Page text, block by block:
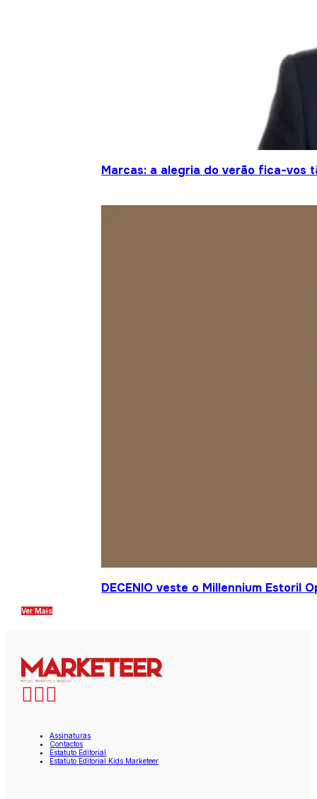
Marcas: a alegria do verão fica-vos
DECENIO veste o Millennium Estoril
Ver Mais
Assinaturas
Contactos
Estatuto Editorial
Estatuto Editorial Kids Marketeer